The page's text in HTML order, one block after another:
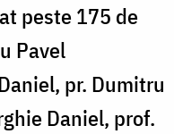
peste 175 de
Pavel
pr. Dumitru
Daniel, prof.